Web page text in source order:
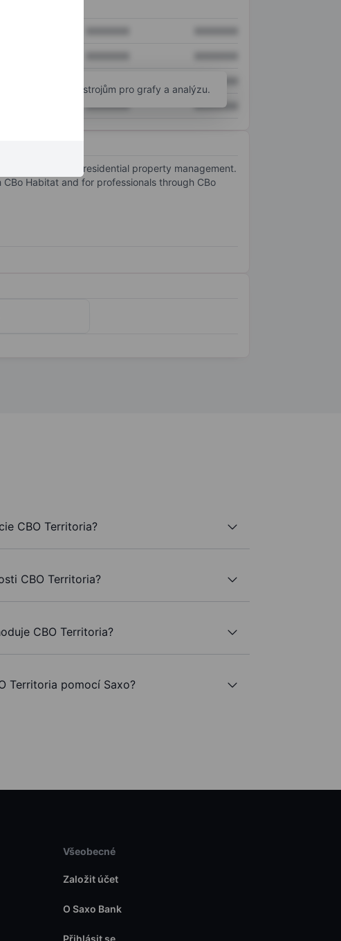
XXXXXXX XXXXXXX
k pokročilým nástrojům pro grafy a analýzu.
as business and residential property management.
Habitat and for professionals through CBo
CBO Territoria?
CBO Territoria?
CBO Territoria?
Territoria pomocí Saxo?
Všeobecné
Založit účet
O Saxo Bank